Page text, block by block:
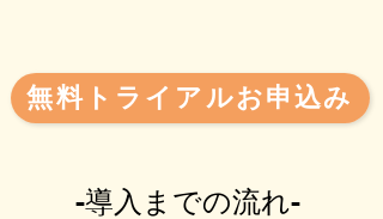
無料トライアルお申込み
-導入までの流れ​-